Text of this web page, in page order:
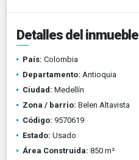
Detalles del inmueble
País: Colombia
Departamento: Antioquia
Ciudad: Medellín
Zona / barrio: Belen Altavista
Código: 9570619
Estado: Usado
Área Construida: 850 m²